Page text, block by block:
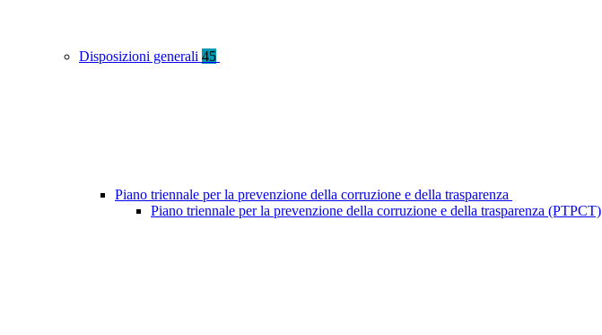
Disposizioni generali 45
Piano triennale per la prevenzione della corruzione e della trasparenza
Piano triennale per la prevenzione della corruzione e della trasparenza (PTPCT)